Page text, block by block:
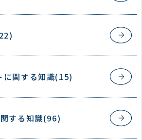
に関する知識(15)
する知識(96)